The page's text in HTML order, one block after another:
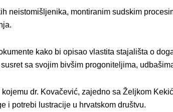
neistomišljenika, montiranim sudskim
kako bi opisao vlastita stajališta o
sa svojim bivšim progoniteljima,
dr. Kovačević, zajedno sa Željkom
i potrebi lustracije u hrvatskom društvu.